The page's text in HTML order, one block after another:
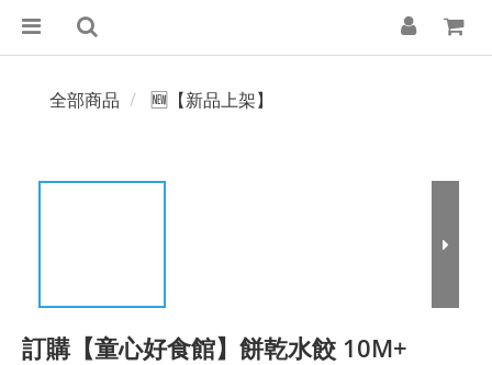
全部商品 🆕【新品上架】
訂購【童心好食館】餅乾水餃 10M+